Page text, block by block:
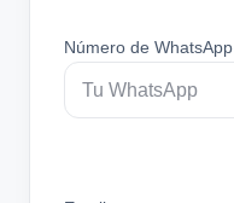
Número de WhatsApp